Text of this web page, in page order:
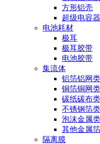
方形铝壳
超级电容
电池耗材
极耳
极耳胶带
电池胶带
集流体
铝箔铝网类
铜箔铜网类
碳纸碳布类
不锈钢箔类
泡沫金属类
其他金属
隔离膜